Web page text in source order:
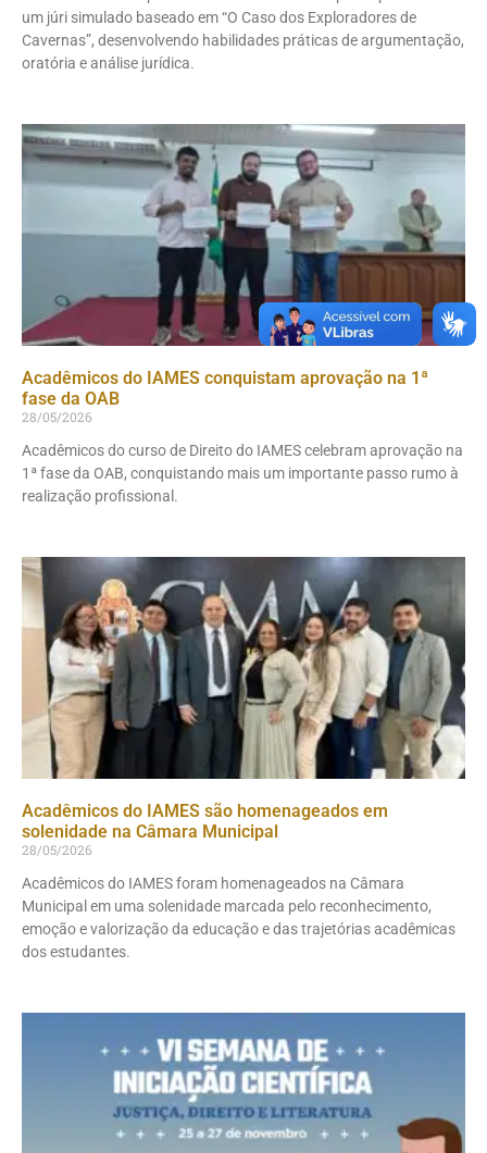
um júri simulado baseado em “O Caso dos Exploradores de
Cavernas”, desenvolvendo habilidades práticas de argumentação,
oratória e análise jurídica.
Acadêmicos do IAMES conquistam aprovação na 1ª
fase da OAB
28/05/2026
Acadêmicos do curso de Direito do IAMES celebram aprovação na
1ª fase da OAB, conquistando mais um importante passo rumo à
realização profissional.
Acadêmicos do IAMES são homenageados em
solenidade na Câmara Municipal
28/05/2026
Acadêmicos do IAMES foram homenageados na Câmara
Municipal em uma solenidade marcada pelo reconhecimento,
emoção e valorização da educação e das trajetórias acadêmicas
dos estudantes.